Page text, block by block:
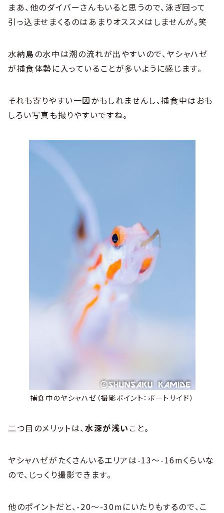
まあ、他のダイバーさんもいると思うので、泳ぎ回って
引っ込ませまくるのはあまりオススメはしませんが。笑
水納島の水中は潮の流れが出やすいので、ヤシャハゼ
が捕食体勢に入っていることが多いように感じます。
それも寄りやすい一因かもしれませんし、捕食中はおも
しろい写真も撮りやすいですね。
捕食中のヤシャハゼ（撮影ポイント：ポートサイド）
二つ目のメリットは、 水深が浅いこと。
ヤシャハゼがたくさんいるエリアは-13～-16mくらいな
ので、じっくり撮影できます。
他のポイントだと、-20～-30mにいたりもするので、こ